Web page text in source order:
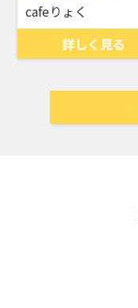
cafeりょく
詳しく見る